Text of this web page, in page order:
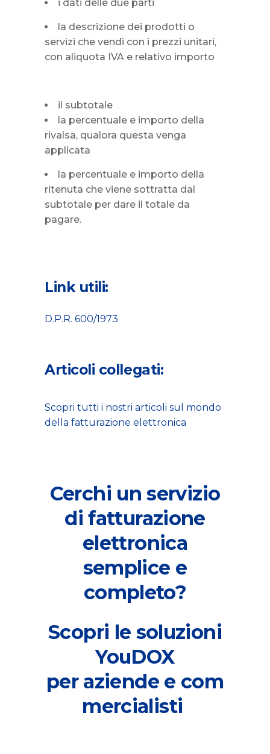
i dati delle due parti
la descrizione dei prodotti o
servizi che vendi con i prezzi unitari,
con aliquota IVA e relativo importo
il subtotale
la percentuale e importo della
rivalsa, qualora questa venga
applicata
la percentuale e importo della
ritenuta che viene sottratta dal
subtotale per dare il totale da
pagare.
Link utili:
D.P.R. 600/1973
Articoli collegati:
Scopri tutti i nostri articoli sul mondo
della fatturazione elettronica
Cerchi un servizio
di fatturazione
elettronica
semplice e
completo?
Scopri le soluzioni
YouDOX
per aziendee com
mercialisti